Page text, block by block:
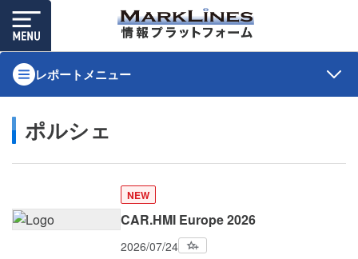
レポートメニュー
ポルシェ
NEW
CAR.HMI Europe 2026
2026/07/24